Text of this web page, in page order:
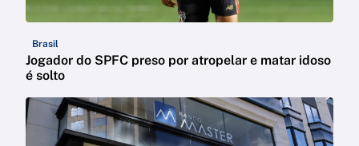
Brasil
Jogador do SPFC preso por atropelar e matar idoso
é solto